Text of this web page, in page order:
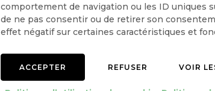
comportement de navigation ou les ID uniques
de ne pas consentir ou de retirer son
effet négatif sur certaines caractéristiques et
ACCEPTER REFUSER VOIR